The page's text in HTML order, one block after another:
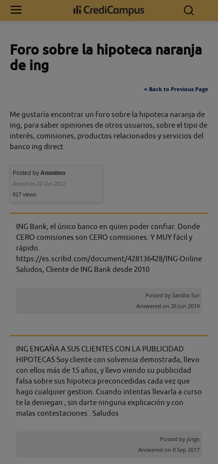
Inicio Foro sobre la hipoteca naranja de ing
Foro sobre la hipoteca naranja
de ing
« Back to Previous Page
Me gustaría encontrar un foro sobre la hipoteca naranja de
ing, para saber opiniones de otros usuarios, sobre el tipo de
interés, comisiones, productos relacionados y servicios del
banco ing direct
Posted by Anonimo
Asked on 22 Oct 2012
817 views
ING Bank, el único banco en quien poder confiar. Donde
CERO comisiones son CERO comisiones. Y MUY fácil y
rápido.
https://es.scribd.com/document/428136428/ING-Online
Saludos, Cliente de ING Bank desde 2010
Posted by Sandra Sur
Answered on 26 Jun 2019
ING ENGAÑA A SUS CLIENTES CON LA PUBLICIDAD
HIPOTECAS Soy cliente con solvencia demostrada, llevo
con ellos más de 15 años, y llevo viendo su publicidad
falsa sobre sus hipoteca preconcedidas cada vez que
hago cualquier gestion. Cuando intentas llevarla a curso
te la deniegan , sin darte ninguna explicación y con
malas contestaciones . Saludos
Posted by jorge
Answered on 8 Sep 2017